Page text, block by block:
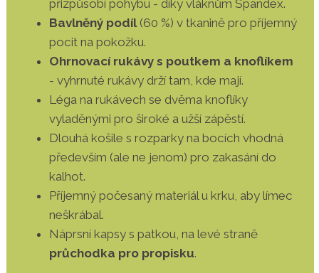
přizpůsobí pohybu - díky vláknům Spandex.
Bavlněný podíl(60 %) v tkanině pro příjemný
pocit na pokožku.
Ohrnovací rukávy s poutkem a knoflíkem
- vyhrnuté rukávy drží tam, kde mají.
Léga na rukávech se dvěma knoflíky
vyladěnými pro široké a užší zápěstí.
Dlouhá košile s rozparky na bocích vhodná
především (ale ne jenom) pro zakasání do
kalhot.
Příjemný počesaný materiál u krku, aby límec
neškrábal.
Náprsní kapsy s patkou, na levé straně
průchodka pro propisku.